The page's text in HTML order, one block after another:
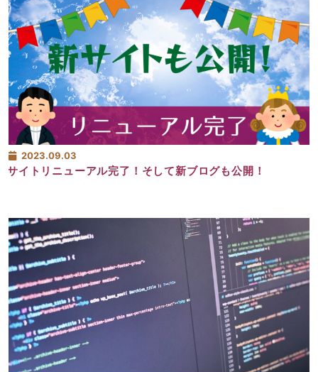
2023.09.03
サイトリニューアル完了！そして新ブログも公開！